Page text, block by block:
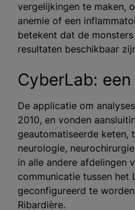
vergelijkingen te maken,
anemie of een
betekent dat de
resultaten beschikbaar
CyberLab:
De applicatie om
2010, en vonden
geautomatiseerde keten,
neurologie,
in alle andere afdelingen
communicatie tussen het
geconfigureerd te
Ribardière.